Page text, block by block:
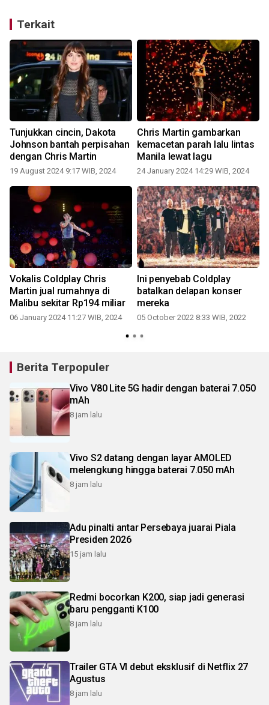
Terkait
Tunjukkan cincin, Dakota
Johnson bantah perpisahan
dengan Chris Martin
19 August 2024 9:17 WIB, 2024
Chris Martin gambarkan
kemacetan parah lalu lintas
Manila lewat lagu
24 January 2024 14:29 WIB, 2024
Vokalis Coldplay Chris
Martin jual rumahnya di
Malibu sekitar Rp194 miliar
06 January 2024 11:27 WIB, 2024
Ini penyebab Coldplay
batalkan delapan konser
mereka
05 October 2022 8:33 WIB, 2022
Berita Terpopuler
Vivo V80 Lite 5G hadir dengan baterai 7.050
mAh
8 jam lalu
Vivo S2 datang dengan layar AMOLED
melengkung hingga baterai 7.050 mAh
8 jam lalu
Adu pinalti antar Persebaya juarai Piala
Presiden 2026
15 jam lalu
Redmi bocorkan K200, siap jadi generasi
baru pengganti K100
8 jam lalu
Trailer GTA VI debut eksklusif di Netflix 27
Agustus
8 jam lalu